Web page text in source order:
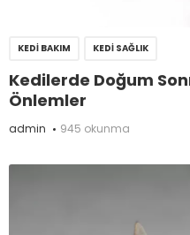
KEDI BAKIM KEDI SAĞLIK
Kedilerde Doğum
Önlemler
admin 945 okunma